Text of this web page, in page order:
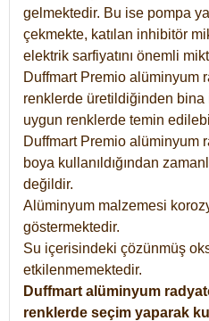
gelmektedir. Bu ise pompa
çekmekte, katılan inhibitör
elektrik sarfiyatını önemli
Duffmart Premio alüminyum
renklerde üretildiğinden
uygun renklerde temin
Duffmart Premio alüminyum
boya kullanıldığından
değildir.
Alüminyum malzemesi
göstermektedir.
Su içerisindeki çözünmüş
etkilenmemektedir.
Duffmart alüminyum
renklerde seçim yaparak